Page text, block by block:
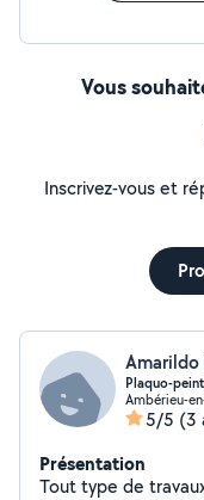
Vous
Inscrivez-vous et
Amarildo
Plaquo-
Ambérieu-
5/5 (3
Présentation
Tout type de